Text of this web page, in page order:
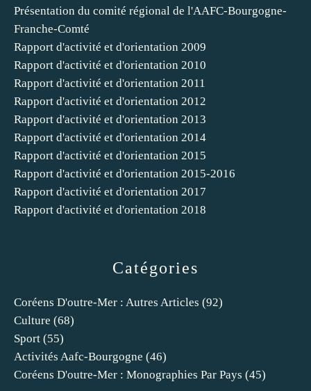
Catégories
Coréens D'outre-Mer : Autres Articles (92)
Culture (68)
Sport (55)
Activités Aafc-Bourgogne (46)
Coréens D'outre-Mer : Monographies Par Pays (45)
Présentation du comité régional de l'AAFC-Bourgogne-
Franche-Comté
Rapport d'activité et d'orientation 2009
Rapport d'activité et d'orientation 2010
Rapport d'activité et d'orientation 2011
Rapport d'activité et d'orientation 2012
Rapport d'activité et d'orientation 2013
Rapport d'activité et d'orientation 2014
Rapport d'activité et d'orientation 2015
Rapport d'activité et d'orientation 2015-2016
Rapport d'activité et d'orientation 2017
Rapport d'activité et d'orientation 2018